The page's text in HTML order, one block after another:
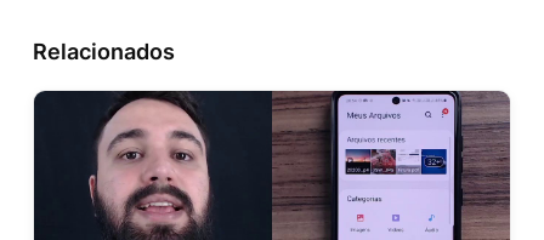
Relacionados